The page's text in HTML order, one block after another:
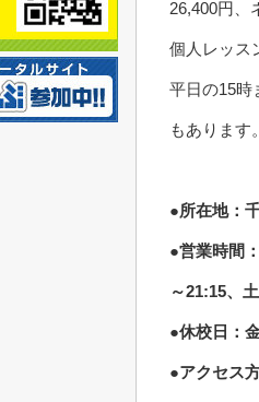
26,400円、
個人レッス
平日の15時
もあります。
●所在地：
●営業時間
～21:15、
●休校日：
●アクセス